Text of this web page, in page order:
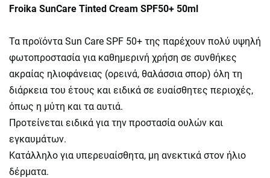
Froika SunCare Tinted Cream SPF50+ 50ml
Τα προϊόντα Sun Care SPF 50+ της παρέχουν πολύ υψηλή
φωτοπροστασία για καθημερινή χρήση σε συνθήκες
ακραίας ηλιοφάνειας (ορεινά, θαλάσσια σπορ) όλη τη
διάρκεια του έτους και ειδικά σε ευαίσθητες περιοχές,
όπως η μύτη και τα αυτιά.
Προτείνεται ειδικά για την προστασία ουλών και
εγκαυμάτων.
Κατάλληλο για υπερευαίσθητα, μη ανεκτικά στον ήλιο
δέρματα.